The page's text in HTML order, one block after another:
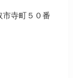
寺町５０番